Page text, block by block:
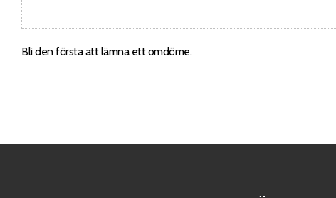
Bli den första att lämna ett omdöme.